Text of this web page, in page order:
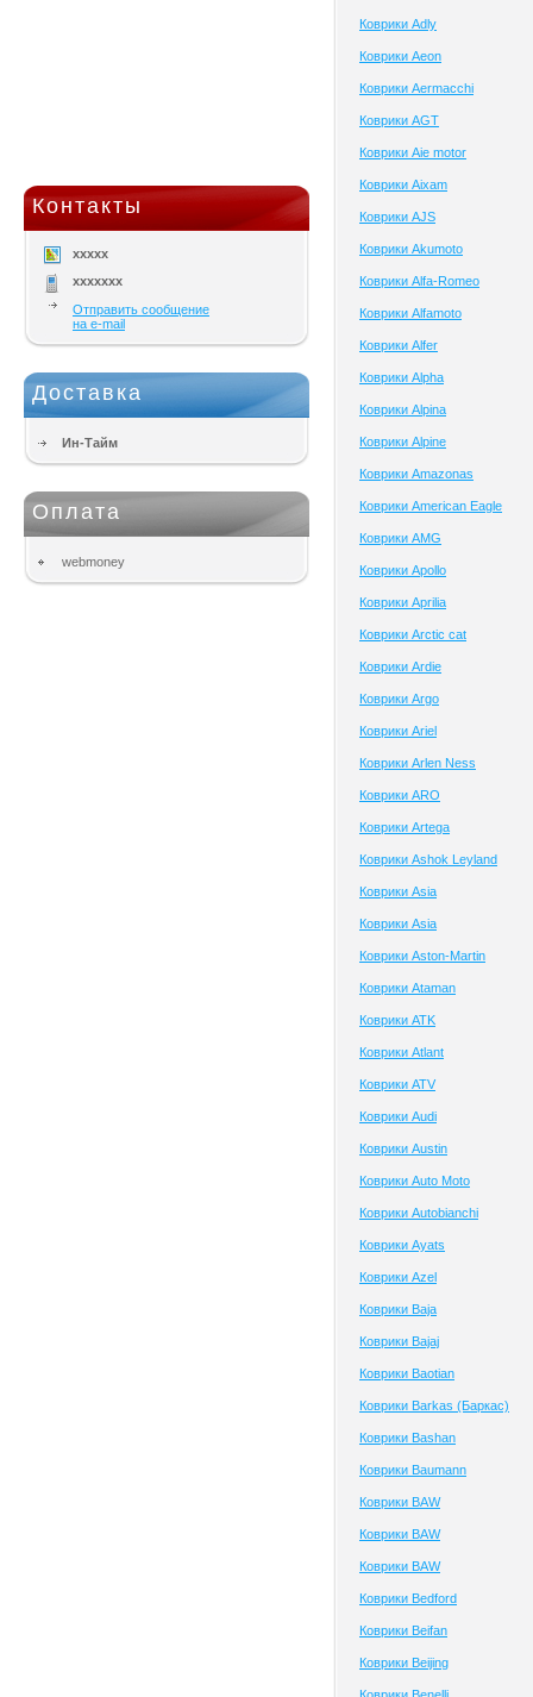
Контакты
xxxxx
xxxxxxx
Отправить сообщение
на e-mail
Доставка
Ин-Тайм
Оплата
webmoney
Коврики Adly
Коврики Aeon
Коврики Aermacchi
Коврики AGT
Коврики Aie motor
Коврики Aixam
Коврики AJS
Коврики Akumoto
Коврики Alfa-Romeo
Коврики Alfamoto
Коврики Alfer
Коврики Alpha
Коврики Alpina
Коврики Alpine
Коврики Amazonas
Коврики American Eagle
Коврики AMG
Коврики Apollo
Коврики Aprilia
Коврики Arctic cat
Коврики Ardie
Коврики Argo
Коврики Ariel
Коврики Arlen Ness
Коврики ARO
Коврики Artega
Коврики Ashok Leyland
Коврики Asia
Коврики Asia
Коврики Aston-Martin
Коврики Ataman
Коврики ATK
Коврики Atlant
Коврики ATV
Коврики Audi
Коврики Austin
Коврики Auto Moto
Коврики Autobianchi
Коврики Ayats
Коврики Azel
Коврики Baja
Коврики Bajaj
Коврики Baotian
Коврики Barkas (Баркас)
Коврики Bashan
Коврики Baumann
Коврики BAW
Коврики BAW
Коврики BAW
Коврики Bedford
Коврики Beifan
Коврики Beijing